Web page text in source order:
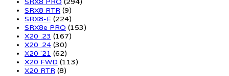
SRX8 PRO (294)
SRX8 RTR (9)
SRX8-E (224)
SRX8e PRO (153)
X20 .23 (167)
X20 .24 (30)
X20 '21 (62)
X20 FWD (113)
X20 RTR (8)